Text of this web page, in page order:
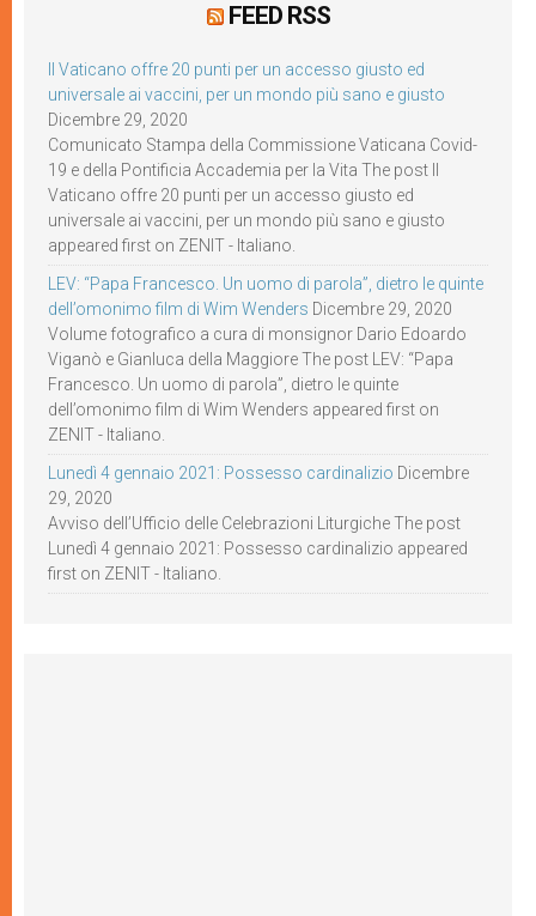
FEED RSS
Il Vaticano offre 20 punti per un accesso giusto ed
universale ai vaccini, per un mondo più sano e giusto
Dicembre 29, 2020
Comunicato Stampa della Commissione Vaticana Covid-
19 e della Pontificia Accademia per la Vita The post Il
Vaticano offre 20 punti per un accesso giusto ed
universale ai vaccini, per un mondo più sano e giusto
appeared first on ZENIT - Italiano.
LEV: “Papa Francesco. Un uomo di parola”, dietro le quinte
dell’omonimo film di Wim Wenders Dicembre 29, 2020
Volume fotografico a cura di monsignor Dario Edoardo
Viganò e Gianluca della Maggiore The post LEV: “Papa
Francesco. Un uomo di parola”, dietro le quinte
dell’omonimo film di Wim Wenders appeared first on
ZENIT - Italiano.
Lunedì 4 gennaio 2021: Possesso cardinalizio Dicembre
29, 2020
Avviso dell’Ufficio delle Celebrazioni Liturgiche The post
Lunedì 4 gennaio 2021: Possesso cardinalizio appeared
first on ZENIT - Italiano.